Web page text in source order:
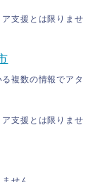
支援とは限りませ
複数の情報でアタ
支援とは限りませ